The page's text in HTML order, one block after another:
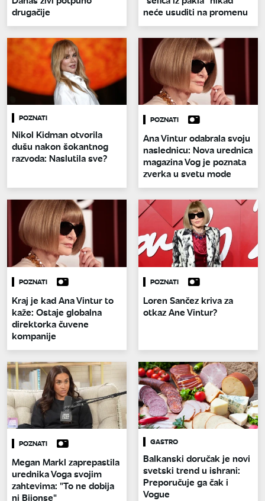
drugačije
neće usuditi na promenu
POZNATI
Nikol Kidman otvorila
dušu nakon šokantnog
razvoda: Naslutila sve?
POZNATI
Ana Vintur odabrala svoju
naslednicu: Nova urednica
magazina Vog je poznata
zverka u svetu mode
POZNATI
Kraj je kad Ana Vintur to
kaže: Ostaje globalna
direktorka čuvene
kompanije
POZNATI
Loren Sančez kriva za
otkaz Ane Vintur?
POZNATI
Megan Markl zaprepastila
urednika Voga svojim
zahtevima: "To ne dobija
ni Bijonse"
GASTRO
Balkanski doručak je novi
svetski trend u ishrani:
Preporučuje ga čak i
Vogue